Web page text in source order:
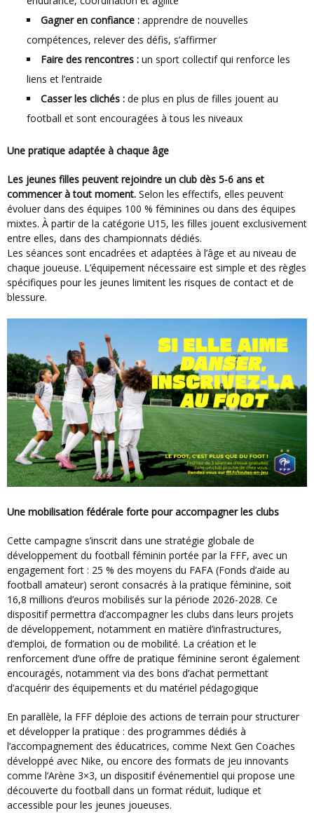
Gagner en confiance : apprendre de nouvelles
compétences, relever des défis, s’affirmer
Faire des rencontres : un sport collectif qui renforce les
liens et l’entraide
Casser les clichés : de plus en plus de filles jouent au
football et sont encouragées à tous les niveaux
Une pratique adaptée à chaque âge
Les jeunes filles peuvent rejoindre un club dès 5-6 ans et
commencer à tout moment. Selon les effectifs, elles peuvent
évoluer dans des équipes 100 % féminines ou dans des équipes
mixtes. À partir de la catégorie U15, les filles jouent exclusivement
entre elles, dans des championnats dédiés.
Les séances sont encadrées et adaptées à l’âge et au niveau de
chaque joueuse. L’équipement nécessaire est simple et des règles
spécifiques pour les jeunes limitent les risques de contact et de
blessure.
Une mobilisation fédérale forte pour accompagner les clubs
Cette campagne s’inscrit dans une stratégie globale de
développement du football féminin portée par la FFF, avec un
engagement fort : 25 % des moyens du FAFA (Fonds d’aide au
football amateur) seront consacrés à la pratique féminine, soit
16,8 millions d’euros mobilisés sur la période 2026-2028. Ce
dispositif permettra d’accompagner les clubs dans leurs projets
de développement, notamment en matière d’infrastructures,
d’emploi, de formation ou de mobilité. La création et le
renforcement d’une offre de pratique féminine seront également
encouragés, notamment via des bons d’achat permettant
d’acquérir des équipements et du matériel pédagogique
En parallèle, la FFF déploie des actions de terrain pour structurer
et développer la pratique : des programmes dédiés à
l’accompagnement des éducatrices, comme Next Gen Coaches
développé avec Nike, ou encore des formats de jeu innovants
comme l’Arène 3×3, un dispositif événementiel qui propose une
découverte du football dans un format réduit, ludique et
accessible pour les jeunes joueuses.